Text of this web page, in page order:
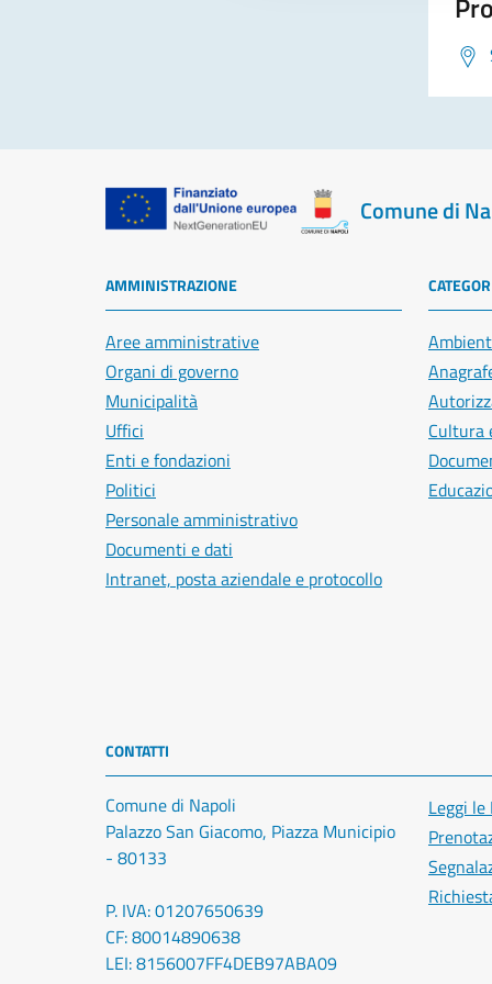
Comune di
AMMINISTRAZIONE
Aree amministrative
Organi di governo
Municipalità
Uffici
Enti e fondazioni
Politici
Personale amministrativo
Documenti e dati
Intranet, posta aziendale e protocollo
Cultura
CONTATTI
Comune di Napoli
Palazzo San Giacomo, Piazza Municipio
- 80133
P. IVA: 01207650639
CF: 80014890638
LEI: 8156007FF4DEB97ABA09
Leggi le